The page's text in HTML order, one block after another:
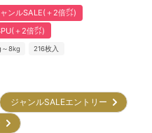
ンルSALE(＋2倍㌽)
＋2倍㌽)
8kg 216枚入
ジャンルSALEエントリー